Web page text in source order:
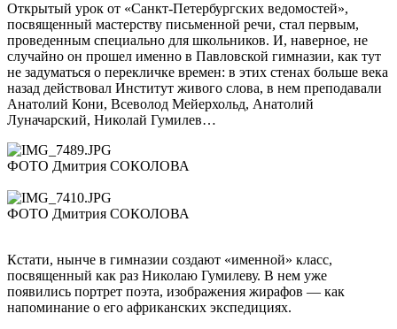
Открытый урок от «Санкт-Петербургских ведомостей»,
посвященный мастерству письменной речи, стал первым,
проведенным специально для школьников. И, наверное, не
случайно он прошел именно в Павловской гимназии, как тут
не задуматься о перекличке времен: в этих стенах больше века
назад действовал Институт живого слова, в нем преподавали
Анатолий Кони, Всеволод Мейерхольд, Анатолий
Луначарский, Николай Гумилев…
ФОТО Дмитрия СОКОЛОВА
ФОТО Дмитрия СОКОЛОВА
Кстати, нынче в гимназии создают «именной» класс,
посвященный как раз Николаю Гумилеву. В нем уже
появились портрет поэта, изображения жирафов — как
напоминание о его африканских экспедициях.